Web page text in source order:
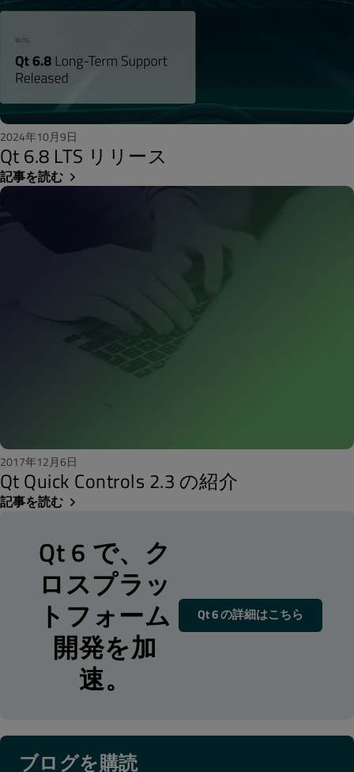
2024年10月9日
Qt 6.8 LTS リリース
記事を読む
2017年12月6日
Qt Quick Controls 2.3 の紹介
記事を読む
Qt 6 で、ク
ロスプラッ
トフォーム
開発を加
速。
Qt 6 の詳細はこちら
ブログを購読